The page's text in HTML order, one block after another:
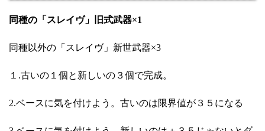
同種の「スレイヴ」旧式武器×1
同種以外の「スレイヴ」新世武器×3
１.古いの１個と新しいの３個で完成。
2.ベースに気を付けよう。古いのは限界値が３５になる